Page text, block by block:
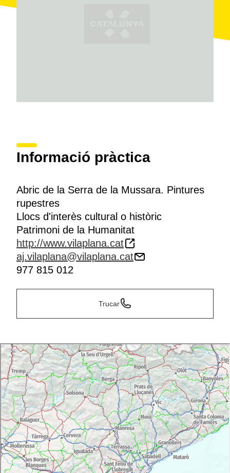
Informació pràctica
Abric de la Serra de la Mussara. Pintures
rupestres
Llocs d'interès cultural o històric
Patrimoni de la Humanitat
http://www.vilaplana.cat
aj.vilaplana@vilaplana.cat
977 815 012
Trucar